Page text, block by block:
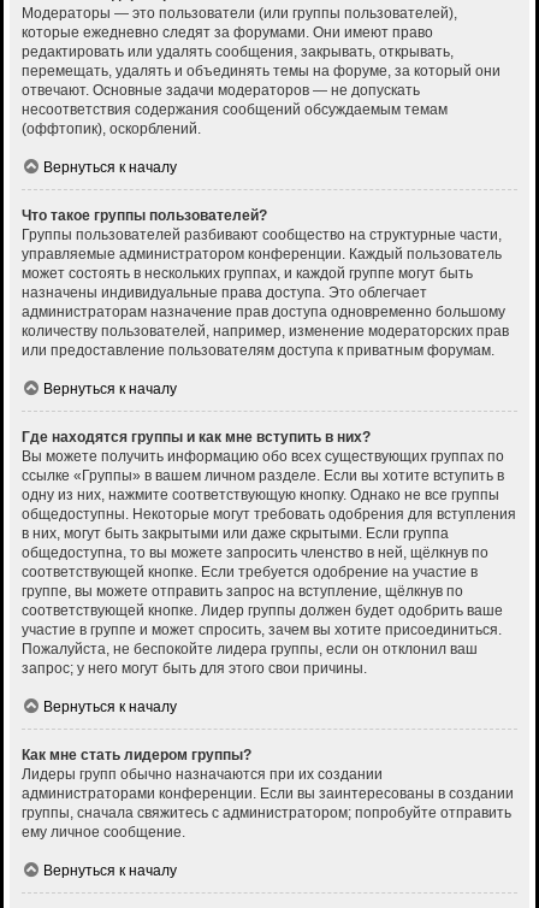
Модераторы — это пользователи (или группы пользователей),
которые ежедневно следят за форумами. Они имеют право
редактировать или удалять сообщения, закрывать, открывать,
перемещать, удалять и объединять темы на форуме, за который они
отвечают. Основные задачи модераторов — не допускать
несоответствия содержания сообщений обсуждаемым темам
(оффтопик), оскорблений.
Вернуться к началу
Что такое группы пользователей?
Группы пользователей разбивают сообщество на структурные части,
управляемые администратором конференции. Каждый пользователь
может состоять в нескольких группах, и каждой группе могут быть
назначены индивидуальные права доступа. Это облегчает
администраторам назначение прав доступа одновременно большому
количеству пользователей, например, изменение модераторских прав
или предоставление пользователям доступа к приватным форумам.
Вернуться к началу
Где находятся группы и как мне вступить в них?
Вы можете получить информацию обо всех существующих группах по
ссылке «Группы» в вашем личном разделе. Если вы хотите вступить в
одну из них, нажмите соответствующую кнопку. Однако не все группы
общедоступны. Некоторые могут требовать одобрения для вступления
в них, могут быть закрытыми или даже скрытыми. Если группа
общедоступна, то вы можете запросить членство в ней, щёлкнув по
соответствующей кнопке. Если требуется одобрение на участие в
группе, вы можете отправить запрос на вступление, щёлкнув по
соответствующей кнопке. Лидер группы должен будет одобрить ваше
участие в группе и может спросить, зачем вы хотите присоединиться.
Пожалуйста, не беспокойте лидера группы, если он отклонил ваш
запрос; у него могут быть для этого свои причины.
Вернуться к началу
Как мне стать лидером группы?
Лидеры групп обычно назначаются при их создании
администраторами конференции. Если вы заинтересованы в создании
группы, сначала свяжитесь с администратором; попробуйте отправить
ему личное сообщение.
Вернуться к началу